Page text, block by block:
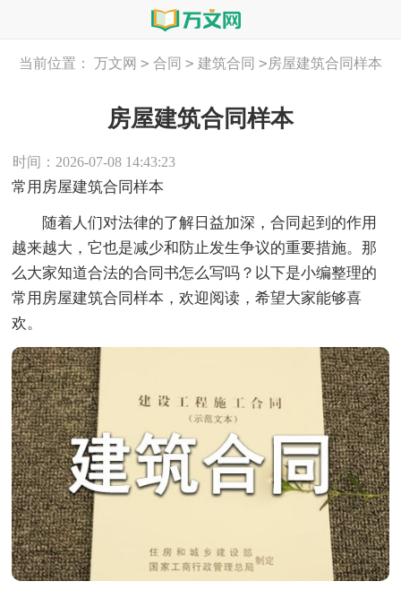
当前位置： 万文网 > 合同 > 建筑合同 >房屋建筑合同样本
房屋建筑合同样本
时间：2026-07-08 14:43:23
常用房屋建筑合同样本
随着人们对法律的了解日益加深，合同起到的作用
越来越大，它也是减少和防止发生争议的重要措施。那
么大家知道合法的合同书怎么写吗？以下是小编整理的
常用房屋建筑合同样本，欢迎阅读，希望大家能够喜
欢。